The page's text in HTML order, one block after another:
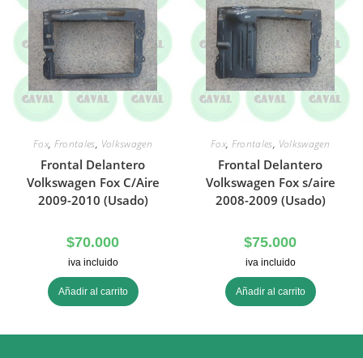
Fox, Frontales, Volkswagen
Frontal Delantero
Volkswagen Fox C/Aire
2009-2010 (Usado)
$70.000
iva incluido
Añadir al carrito
Fox, Frontales, Volkswagen
Frontal Delantero
Volkswagen Fox s/aire
2008-2009 (Usado)
$75.000
iva incluido
Añadir al carrito